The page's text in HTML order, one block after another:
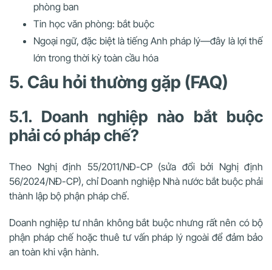
phòng ban
Tin học văn phòng: bắt buộc
Ngoại ngữ, đặc biệt là tiếng Anh pháp lý—đây là lợi thế
lớn trong thời kỳ toàn cầu hóa
5. Câu hỏi thường gặp (FAQ)
5.1. Doanh nghiệp nào bắt buộc
phải có pháp chế?
Theo Nghị định 55/2011/NĐ-CP (sửa đổi bởi Nghị định
56/2024/NĐ-CP), chỉ Doanh nghiệp Nhà nước bắt buộc phải
thành lập bộ phận pháp chế.
Doanh nghiệp tư nhân không bắt buộc nhưng rất nên có bộ
phận pháp chế hoặc thuê tư vấn pháp lý ngoài để đảm bảo
an toàn khi vận hành.